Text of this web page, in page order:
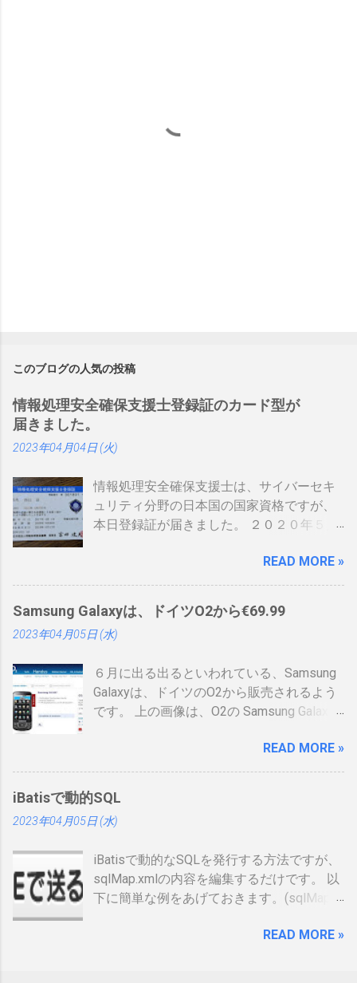
このブログの人気の投稿
情報処理安全確保支援士登録証のカード型が
届きました。
2023年04月04日 (火)
情報処理安全確保支援士は、サイバーセキ
ュリティ分野の日本国の国家資格ですが、
本日登録証が届きました。 ２０２０年５月
登場しました。 制度見直しについて：
https://www.ipa.go.jp/siensi/kaisei.html 情報
処理安全確保支援士の情報は、あまりネッ
トに上がっていないので、情報共有です。
表 パット見て車の免許証みたい。いや保険
ールドと色が変わるらしい。（ゴールドと
か運転免許みたい）、でもこれって、せっ
かく作ったのに、今のデジタル庁云々の話
てしまい短い命なのではないかなと思った
りします。 カードの色について：
https://www.ipa.go.jp/siensi/toberiss/index.
html ※生年月日の部分だけ加工しました。
※登録番号は、公開番号なので大丈夫で
す。 ※名前は、私の場合隠しても意味がな
いです 裏 「登録削除されたときは、この登
録証を返納すること」の記載が気になりま
した。維持していくのに結構な金額がかか
るので、講習等でお金を払うタイミング
READ MORE »
Samsung Galaxyは、ドイツO2から€69.99
2023年04月05日 (水)
６月に出る出るといわれている、Samsung
Galaxyは、ドイツのO2から販売されるよう
です。 上の画像は、O2の Samsung Galaxy
すが、何が書いてあるのかわかりません。
ためしにカートに入れる動作をしてみまし
せんでした。 現状では、Android端末はHTC
からしか発売出ていません。従ってサムソ
大きな進展でデバイスの幅も広がるので大
注目をしています。 以下、おさらいとし
て、動画、資料等集めてみました。
READ MORE »
iBatisで動的SQL
2023年04月05日 (水)
iBatisで動的なSQLを発行する方法ですが、
sqlMap.xmlの内容を編集するだけです。 以
下に簡単な例をあげておきます。(sqlMap内
id=”getUser2″ resultMap=”resultUser”>
READ MORE »